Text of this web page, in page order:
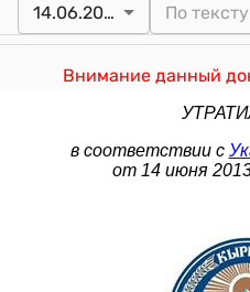
14.06.2013
Внимание данный